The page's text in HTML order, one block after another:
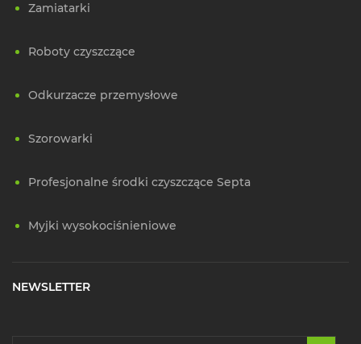
Zamiatarki
Roboty czyszczące
Odkurzacze przemysłowe
Szorowarki
Profesjonalne środki czyszczące Septa
Myjki wysokociśnieniowe
NEWSLETTER